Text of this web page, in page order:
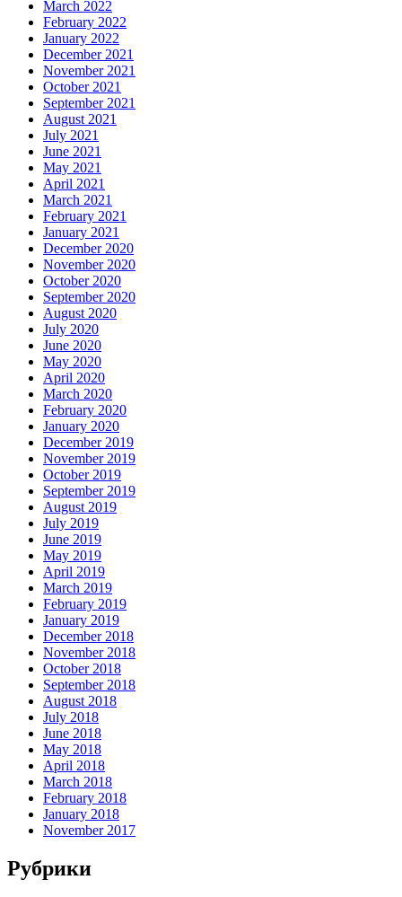
March 2022
February 2022
January 2022
December 2021
November 2021
October 2021
September 2021
August 2021
July 2021
June 2021
May 2021
April 2021
March 2021
February 2021
January 2021
December 2020
November 2020
October 2020
September 2020
August 2020
July 2020
June 2020
May 2020
April 2020
March 2020
February 2020
January 2020
December 2019
November 2019
October 2019
September 2019
August 2019
July 2019
June 2019
May 2019
April 2019
March 2019
February 2019
January 2019
December 2018
November 2018
October 2018
September 2018
August 2018
July 2018
June 2018
May 2018
April 2018
March 2018
February 2018
January 2018
November 2017
Рубрики